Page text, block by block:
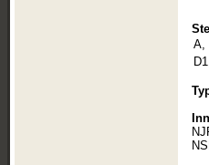
A,